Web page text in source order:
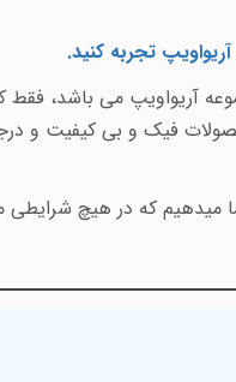
تجربه کنید.
آریواویپ می باشد، فقط
میدهیم که در هیچ